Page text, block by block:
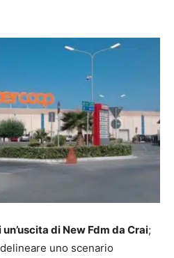
di New Fdm da Crai;
uno scenario